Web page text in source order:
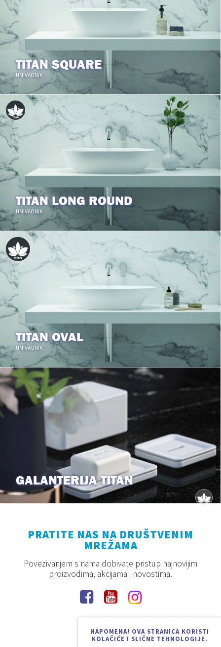
TITAN SQUARE
UMIVAONIK
TITAN LONG ROUND
UMIVAONIK
TITAN OVAL
UMIVAONIK
GALANTERIJA TITAN
NAPOMENA! OVA STRANICA KORISTI
KOLAČIĆE I SLIČNE TEHNOLOGIJE.
PRATITE NAS NA DRUŠTVENIM
MREŽAMA
Povezivanjem s nama dobivate pristup najnovijim
proizvodima, akcijama i novostima.